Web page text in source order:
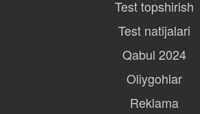
Boshlang‘ich tushunchalar
Trigonometriyaning asosiy ayniyatlari
Test topshirish
Test natijalari
Qabul 2024
Oliygohlar
Reklama